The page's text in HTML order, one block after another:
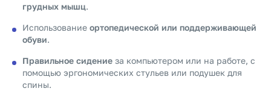
грудных мышц.
Использование ортопедической или поддерживающей
обуви.
Правильное сидение за компьютером или на работе, с
помощью эргономических стульев или подушек для
спины.